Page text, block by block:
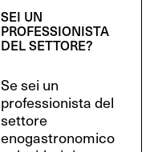
SEI UN
PROFESSIONISTA
DEL SETTORE?
Se sei un
professionista del
settore
enogastronomico